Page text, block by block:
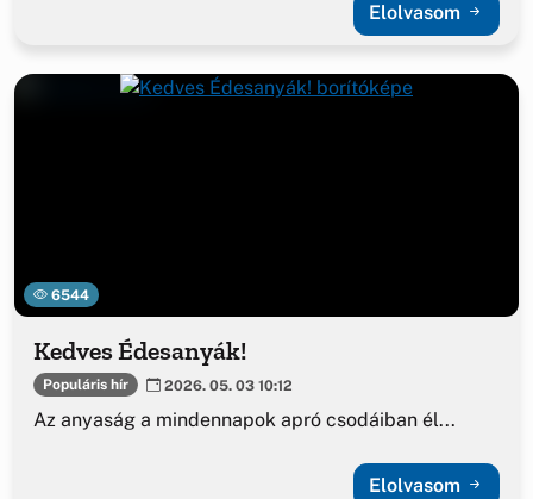
Elolvasom
6544
Kedves Édesanyák!
Populáris hír 2026. 05. 03 10:12
Az anyaság a mindennapok apró csodáiban él...
Elolvasom